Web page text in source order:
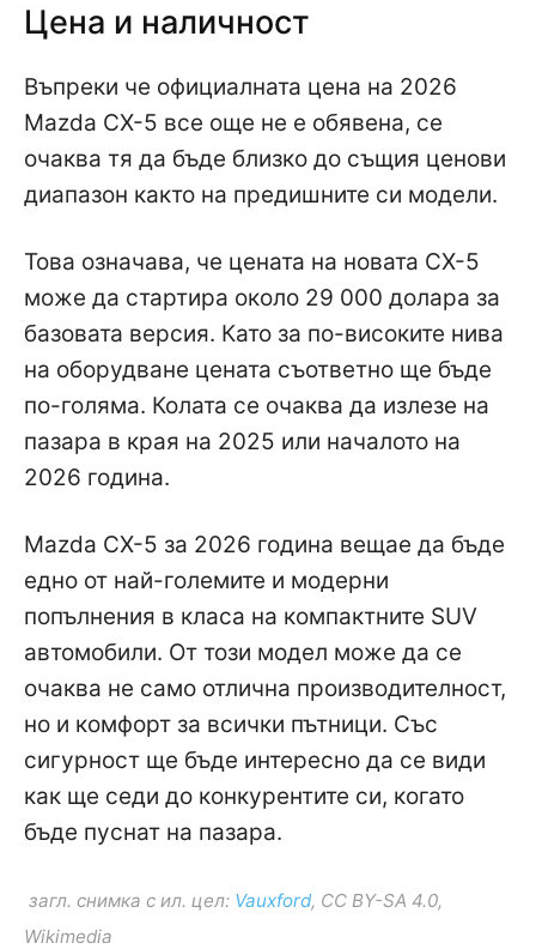
Цена и наличност
Въпреки че официалната цена на 2026
Mazda CX-5 все още не е обявена, се
очаква тя да бъде близко до същия ценови
диапазон както на предишните си модели.
Това означава, че цената на новата CX-5
може да стартира около 29 000 долара за
базовата версия. Като за по-високите нива
на оборудване цената съответно ще бъде
по-голяма. Колата се очаква да излезе на
пазара в края на 2025 или началото на
2026 година.
Mazda CX-5 за 2026 година вещае да бъде
едно от най-големите и модерни
попълнения в класа на компактните SUV
автомобили. От този модел може да се
очаква не само отлична производителност,
но и комфорт за всички пътници. Със
сигурност ще бъде интересно да се види
как ще седи до конкурентите си, когато
бъде пуснат на пазара.
загл. снимка с ил. цел: Vauxford, CC BY-SA 4.0,
Wikimedia